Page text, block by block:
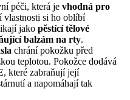
péči, která je vhodná pro
vlastnosti si ho oblíbí
jako pěstící tělové
balzám na rty.
chrání pokožku před
teplotou. Pokožce dodává
, které zabraňují její
a napomáhají tak